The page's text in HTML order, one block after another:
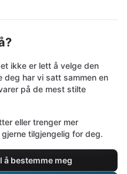
ikke er lett å velge den
deg har vi satt sammen en
på de mest stilte
eller trenger mer
tilgjengelig for deg.
bestemme meg